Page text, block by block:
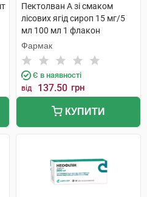
Пектолван А зі смаком
лісових ягід сироп 15 мг/5
мл 100 мл 1 флакон
Фармак
Є в наявності
від 137.50 грн
КУПИТИ